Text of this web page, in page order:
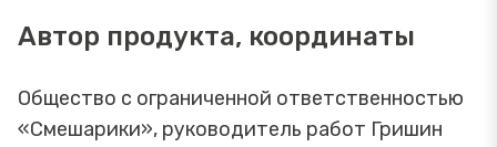
Автор продукта, координаты
Общество с ограниченной ответственностью
«Смешарики», руководитель работ Гришин